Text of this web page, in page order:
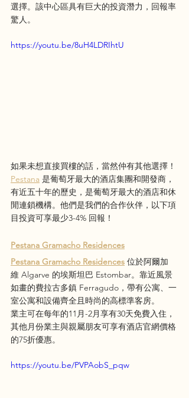
選擇。該中心區具有巨大的投資潛力，回報率
驚人。
https://youtu.be/8uH4LDRIhtU
如果未想直接買樓的話，當然仲有其他選擇！
Pestana 是葡萄牙最大的酒店集團和開發商，
有近五十年的歷史，是葡萄牙最大的酒店和休
閒連鎖機構。他們是我們的合作伙伴，以下項
目投資可享最少3-4% 回報！
Pestana Gramacho Residences
Pestana Gramacho Residences 位於阿爾加
維 Algarve 的埃斯坦巴 Estombar。靠近風景
如畫的費拉古多鎮 Ferragudo，帶有公寓、一
室公寓和設備齊全且時尚的高標準客房。
業主可在每年的11月-2月享有30天免費入住，
其他月份業主與親屬朋友可享有酒店官網價格
的75折優惠。
https://youtu.be/PVPAobS_pqw